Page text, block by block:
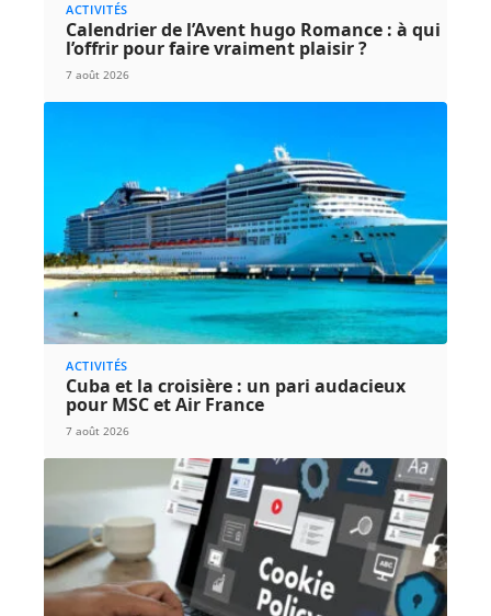
ACTIVITÉS
Calendrier de l’Avent hugo Romance : à qui
l’offrir pour faire vraiment plaisir ?
7 août 2026
ACTIVITÉS
Cuba et la croisière : un pari audacieux
pour MSC et Air France
7 août 2026